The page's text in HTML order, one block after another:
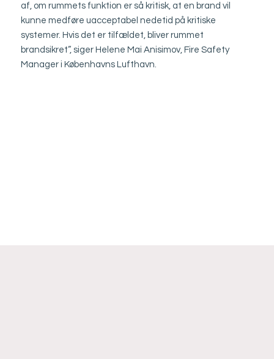
af, om rummets funktion er så kritisk, at en brand vil
kunne medføre uacceptabel nedetid på kritiske
systemer. Hvis det er tilfældet, bliver rummet
brandsikret”, siger Helene Mai Anisimov, Fire Safety
Manager i Københavns Lufthavn.